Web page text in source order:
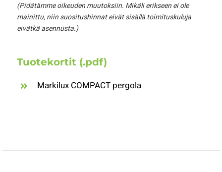
(Pidätämme oikeuden muutoksiin. Mikäli erikseen ei ole
mainittu, niin suositushinnat eivät sisällä toimituskuluja
eivätkä asennusta.)
Tuotekortit (.pdf)
Markilux COMPACT pergola